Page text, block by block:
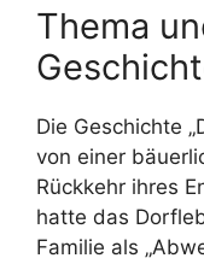
Thema
Die Geschichte
von einer
Rückkehr ihres
hatte das
Familie als